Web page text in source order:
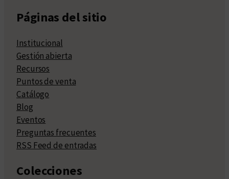
Páginas del sitio
Institucional
Gestión abierta
Recursos
Puntos de venta
Catálogo
Blog
Eventos
Preguntas frecuentes
RSS Feed de entradas
Colecciones